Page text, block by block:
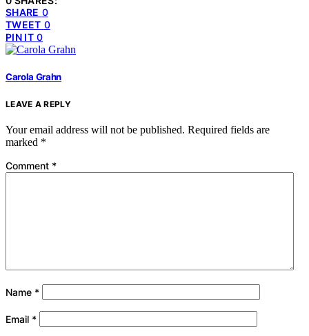
SHARE 0
TWEET 0
PIN IT 0
Carola Grahn
LEAVE A REPLY
Your email address will not be published. Required fields are
marked *
Comment *
Name *
Email *